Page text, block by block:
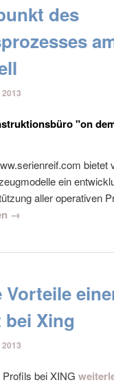
des
"on
bietet
ein
aller operativen
→
Vorteile
Xing
bei XING